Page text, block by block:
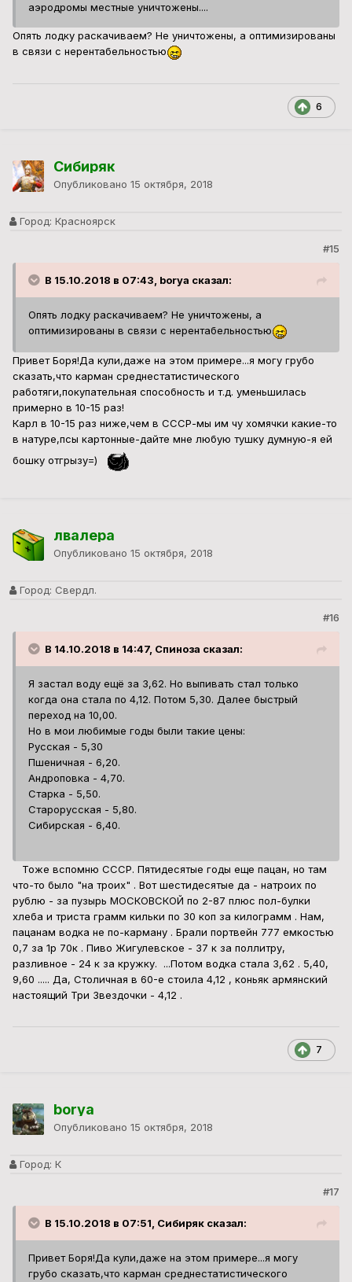
аэродромы местные уничтожены....
Опять лодку раскачиваем? Не уничтожены, а оптимизированы
в связи с нерентабельностью
6
Сибиряк
Опубликовано 15 октября, 2018
Город: Красноярск
#15
В 15.10.2018 в 07:43, borya сказал:
Опять лодку раскачиваем? Не уничтожены, а
оптимизированы в связи с нерентабельностью
Привет Боря!Да кули,даже на этом примере...я могу грубо
сказать,что карман среднестатистического
работяги,покупательная способность и т.д. уменьшилась
примерно в 10-15 раз!
Карл в 10-15 раз ниже,чем в СССР-мы им чу хомячки какие-то
в натуре,псы картонные-дайте мне любую тушку думную-я ей
бошку отгрызу=)
лвалера
Опубликовано 15 октября, 2018
Город: Свердл.
#16
В 14.10.2018 в 14:47, Спиноза сказал:
Я застал воду ещё за 3,62. Но выпивать стал только
когда она стала по 4,12. Потом 5,30. Далее быстрый
переход на 10,00.
Но в мои любимые годы были такие цены:
Русская - 5,30
Пшеничная - 6,20.
Андроповка - 4,70.
Старка - 5,50.
Старорусская - 5,80.
Сибирская - 6,40.
Тоже вспомню СССР. Пятидесятые годы еще пацан, но там
что-то было "на троих" . Вот шестидесятые да - натроих по
рублю - за пузырь МОСКОВСКОЙ по 2-87 плюс пол-булки
хлеба и триста грамм кильки по 30 коп за килограмм . Нам,
пацанам водка не по-карману . Брали портвейн 777 емкостью
0,7 за 1р 70к . Пиво Жигулевское - 37 к за поллитру,
разливное - 24 к за кружку. ...Потом водка стала 3,62 . 5,40,
9,60 ..... Да, Столичная в 60-е стоила 4,12 , коньяк армянский
настоящий Три Звездочки - 4,12 .
7
borya
Опубликовано 15 октября, 2018
Город: К
#17
В 15.10.2018 в 07:51, Сибиряк сказал:
Привет Боря!Да кули,даже на этом примере...я могу
грубо сказать,что карман среднестатистического